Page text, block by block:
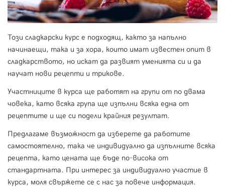
Този сладкарски курс е подходящ, както за напълно
начинаещи, така и за хора, които имат известен опит в
сладкарството, но искат да развият уменията си и да
научат нови рецепти и трикове.
Участниците в курса ще работят на групи от по двама
човека, като всяка група ще изпълни всяка една от
рецептите и ще си подели крайния резултат.
Предлагаме възможност да изберете да работите
самостоятелно, така че индивидуално да изпълните всяка
рецепта, като цената ще бъде по-висока от
стандартната. При интерес за индивидуално участие в
курса, моля свържете се с нас за повече информация.